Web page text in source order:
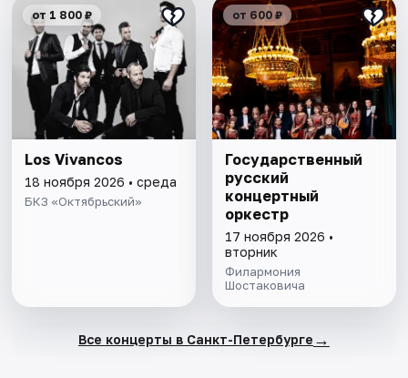
от 1 800 ₽
Los Vivancos
18 ноября 2026 • среда
БКЗ «Октябрьский»
от 600 ₽
Государственный
русский
концертный
оркестр
17 ноября 2026 •
вторник
Филармония
Шостаковича
Все концерты в Санкт-Петербурге →